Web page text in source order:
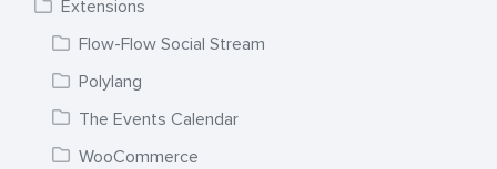
Extensions
Flow-Flow Social Stream
Polylang
The Events Calendar
WooCommerce